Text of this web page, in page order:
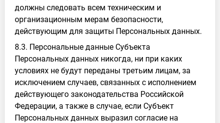
должны следовать всем техническим и
организационным мерам безопасности,
действующим для защиты Персональных данных.
8.3. Персональные данные Субъекта
Персональных данных никогда, ни при каких
условиях не будут переданы третьим лицам, за
исключением случаев, связанных с исполнением
действующего законодательства Российской
Федерации, а также в случае, если Субъект
Персональных данных выразил согласие на